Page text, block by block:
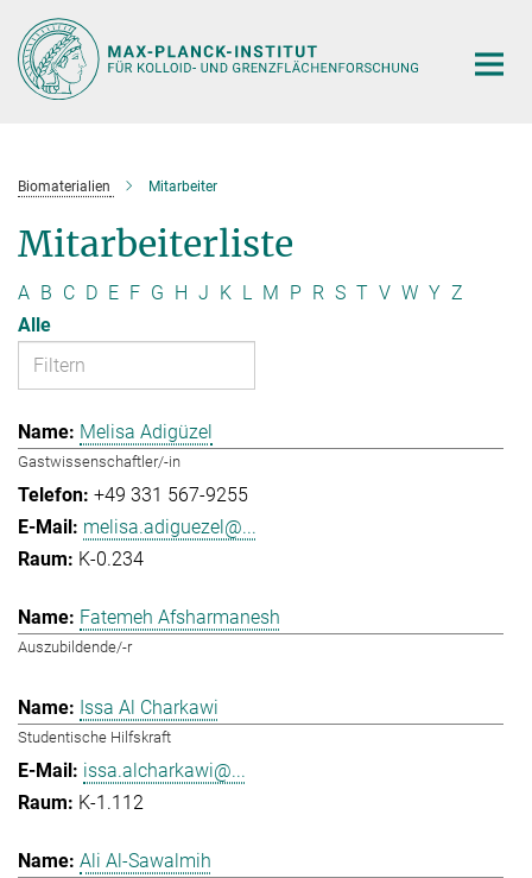
Hauptinhalt
Biomaterialien Mitarbeiter
Mitarbeiterliste
A B C D E F G H J K L M P R S T V W Y Z
Alle
Melisa Adigüzel
Gastwissenschaftler/-in
+49 331 567-9255
melisa.adiguezel@...
K-0.234
Fatemeh Afsharmanesh
Auszubildende/-r
Issa Al Charkawi
Studentische Hilfskraft
issa.alcharkawi@...
K-1.112
Ali Al-Sawalmih